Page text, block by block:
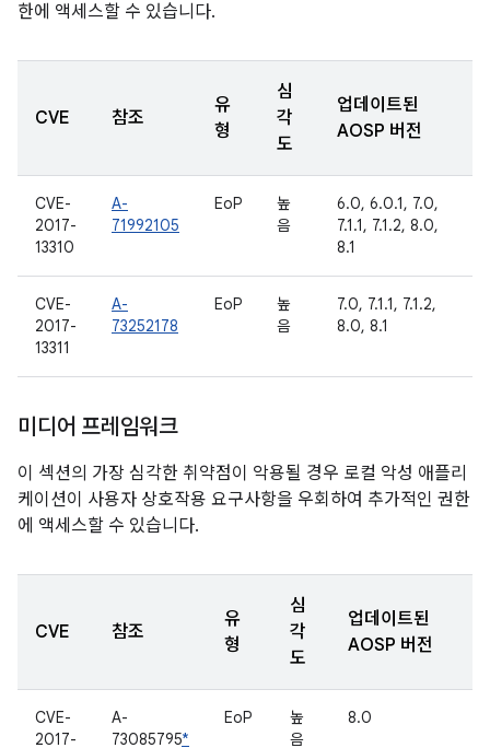
한에 액세스할 수 있습니다.
CVE 참조
유
형
심
각
도
업데이트된
AOSP 버전
CVE-
2017-
13310
A-
71992105
EoP
높
음
6.0, 6.0.1, 7.0,
7.1.1, 7.1.2, 8.0,
8.1
CVE-
2017-
13311
A-
73252178
EoP
높
음
7.0, 7.1.1, 7.1.2,
8.0, 8.1
미디어 프레임워크
이 섹션의 가장 심각한 취약점이 악용될 경우 로컬 악성 애플리
케이션이 사용자 상호작용 요구사항을 우회하여 추가적인 권한
에 액세스할 수 있습니다.
CVE 참조
유
형
심
각
도
업데이트된
AOSP 버전
CVE-
2017-
A-
73085795*
EoP
높
음
8.0